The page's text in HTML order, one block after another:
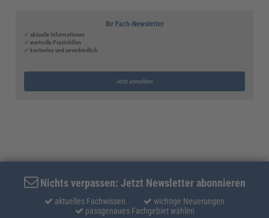
Ihr Fach-Newsletter
✓ aktuelle Informationen
✓ wertvolle Praxishilfen
✓ kostenlos und unverbindlich
Jetzt anmelden
Nichts verpassen: Jetzt Newsletter abonnieren
aktuelles Fachwissen
wichtige Neuerungen
passgenaues Fachgebiet wählen